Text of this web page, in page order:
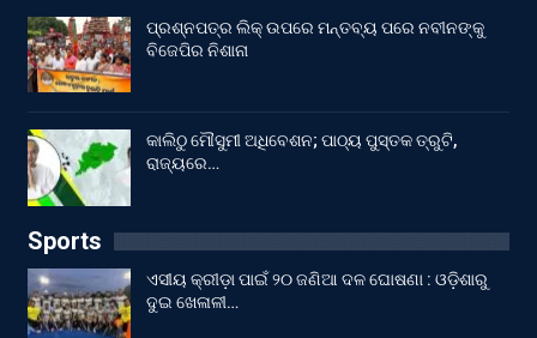
ପ୍ରଶ୍ନପତ୍ର ଲିକ୍ ଉପରେ ମନ୍ତବ୍ୟ ପରେ ନବୀନଙ୍କୁ
ବିଜେପିର ନିଶାନା
କାଲିଠୁ ମୌସୁମୀ ଅଧିବେଶନ; ପାଠ୍ୟ ପୁସ୍ତକ ତ୍ରୁଟି,
ରାଜ୍ୟରେ…
Sports
ଏସୀୟ କ୍ରୀଡ଼ା ପାଇଁ ୨୦ ଜଣିଆ ଦଳ ଘୋଷଣା : ଓଡ଼ିଶାରୁ
ଦୁଇ ଖେଳାଳୀ…